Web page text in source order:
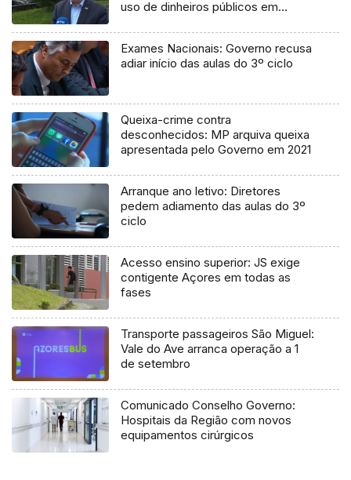
uso de dinheiros públicos em
Exames Nacionais: Governo recusa
adiar início das aulas do 3º ciclo
Queixa-crime contra
desconhecidos: MP arquiva queixa
apresentada pelo Governo em 2021
Arranque ano letivo: Diretores
pedem adiamento das aulas do 3º
ciclo
Acesso ensino superior: JS exige
contigente Açores em todas as
fases
Transporte passageiros São Miguel:
Vale do Ave arranca operação a 1
de setembro
Comunicado Conselho Governo:
Hospitais da Região com novos
equipamentos cirúrgicos